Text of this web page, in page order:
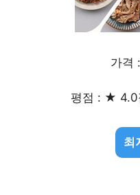
가격 :
평점 : ★ 4.0
최